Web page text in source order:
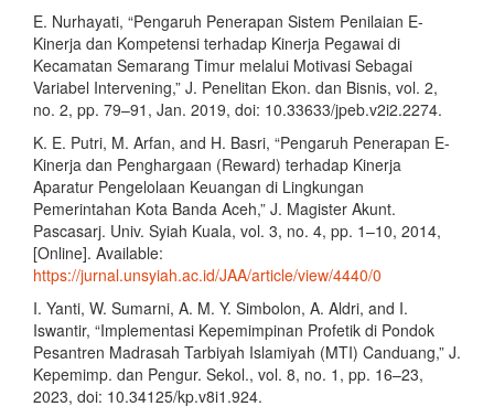
E. Nurhayati, “Pengaruh Penerapan Sistem Penilaian E-
Kinerja dan Kompetensi terhadap Kinerja Pegawai di
Kecamatan Semarang Timur melalui Motivasi Sebagai
Variabel Intervening,” J. Penelitan Ekon. dan Bisnis, vol. 2,
no. 2, pp. 79–91, Jan. 2019, doi: 10.33633/jpeb.v2i2.2274.
K. E. Putri, M. Arfan, and H. Basri, “Pengaruh Penerapan E-
Kinerja dan Penghargaan (Reward) terhadap Kinerja
Aparatur Pengelolaan Keuangan di Lingkungan
Pemerintahan Kota Banda Aceh,” J. Magister Akunt.
Pascasarj. Univ. Syiah Kuala, vol. 3, no. 4, pp. 1–10, 2014,
[Online]. Available:
https://jurnal.unsyiah.ac.id/JAA/article/view/4440/0
I. Yanti, W. Sumarni, A. M. Y. Simbolon, A. Aldri, and I.
Iswantir, “Implementasi Kepemimpinan Profetik di Pondok
Pesantren Madrasah Tarbiyah Islamiyah (MTI) Canduang,” J.
Kepemimp. dan Pengur. Sekol., vol. 8, no. 1, pp. 16–23,
2023, doi: 10.34125/kp.v8i1.924.